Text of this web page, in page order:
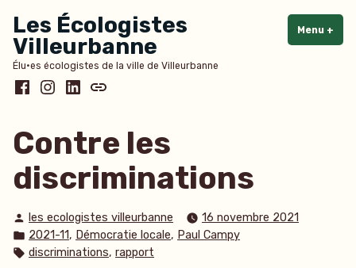
au
contenu
Les Écologistes
Villeurbanne
Élu·es écologistes de la ville de Villeurbanne
Menu +
Facebook
Instagram
LinkedInBluesky
Contre les
discriminations
Publié
par
les ecologistes villeurbanne
16 novembre 2021
Publié
dans
2021-11, Démocratie locale, Paul Campy
Étiquettes :
discriminations, rapport